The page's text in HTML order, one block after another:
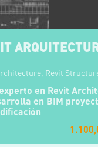
Revit
en Revit
en BIM